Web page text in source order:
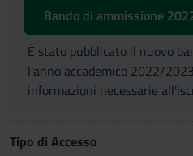
Bando di ammissione
È stato pubblicato il nuovo
l'anno accademico 2022/
informazioni necessarie
Tipo di Accesso